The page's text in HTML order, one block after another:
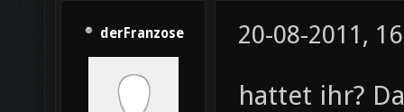
derFranzose 20-08-2011,
hattet ihr?